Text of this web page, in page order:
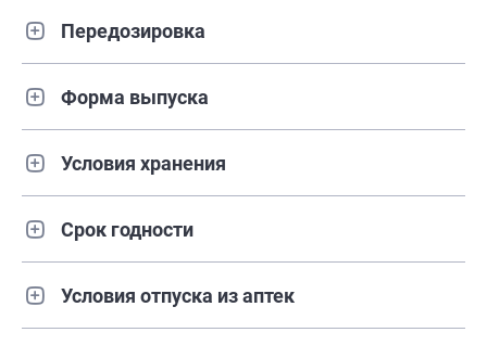
Передозировка
Форма выпуска
Условия хранения
Срок годности
Условия отпуска из аптек